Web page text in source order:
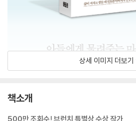
상세 이미지 더보기
책소개
500만 조회수! 브런치 특별상 수상 작가